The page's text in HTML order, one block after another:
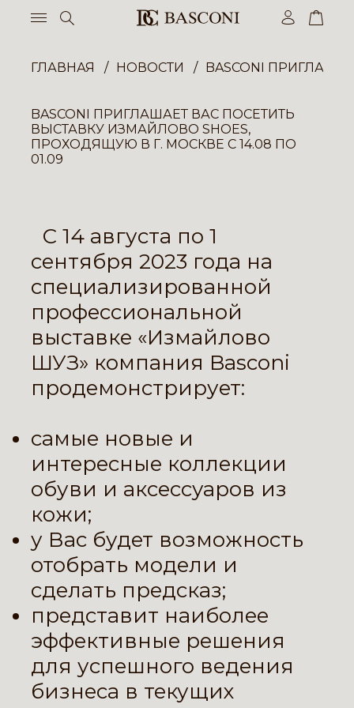
ГЛАВНАЯ НОВОСТИ BASCONI
BASCONI ПРИГЛАШАЕТ ВАС ПОСЕТИТЬ
ВЫСТАВКУ ИЗМАЙЛОВО SHOES,
ПРОХОДЯЩУЮ В Г. МОСКВЕ С 14.08 ПО
01.09
С 14 августа по 1
сентября 2023 года на
специализированной
профессиональной
выставке «Измайлово
ШУЗ» компания Basconi
продемонстрирует:
самые новые и
интересные коллекции
обуви и аксессуаров из
кожи;
у Вас будет возможность
отобрать модели и
сделать предсказ;
представит наиболее
эффективные решения
для успешного ведения
бизнеса в текущих